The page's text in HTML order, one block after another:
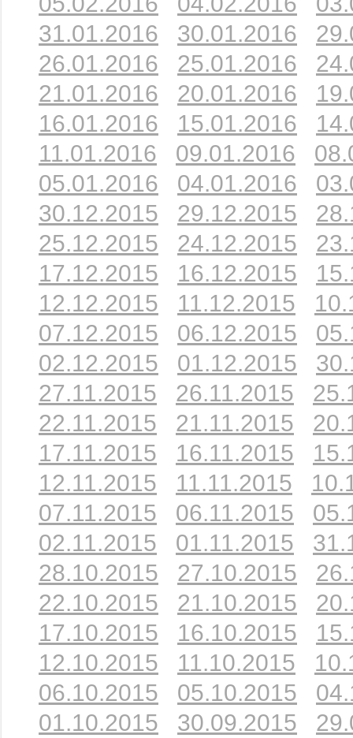
31.01.2016
30.01.2016
26.01.2016
25.01.2016
21.01.2016
20.01.2016
16.01.2016
15.01.2016
11.01.2016
09.01.2016
05.01.2016
04.01.2016
30.12.2015
29.12.2015
25.12.2015
24.12.2015
17.12.2015
16.12.2015
12.12.2015
11.12.2015
07.12.2015
06.12.2015
02.12.2015
01.12.2015
27.11.2015
26.11.2015
22.11.2015
21.11.2015
17.11.2015
16.11.2015
12.11.2015
11.11.2015
07.11.2015
06.11.2015
02.11.2015
01.11.2015
28.10.2015
27.10.2015
22.10.2015
21.10.2015
17.10.2015
16.10.2015
12.10.2015
11.10.2015
06.10.2015
05.10.2015
01.10.2015
30.09.2015